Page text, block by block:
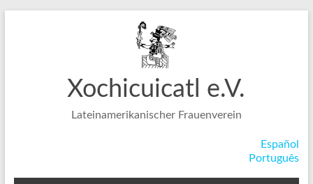
Xochicuicatl e.V.
Lateinamerikanischer Frauenverein
Español
Português